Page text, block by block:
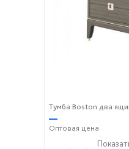
Тумба Boston два
—
Оптовая цена
+7 (928) 229-52-42